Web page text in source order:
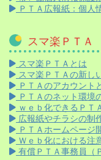
ＰＴＡ広報紙：個人
スマ楽ＰＴＡ
スマ楽ＰＴＡとは
スマ楽ＰＴＡの新し
ＰＴＡのアカウント
ＰＴＡのネット環境
ｗｅｂ化できるＰＴ
広報紙やチラシの制
ＰＴＡホームページ
Ｗｅｂ化における注
有償ＰＴＡ事務員（